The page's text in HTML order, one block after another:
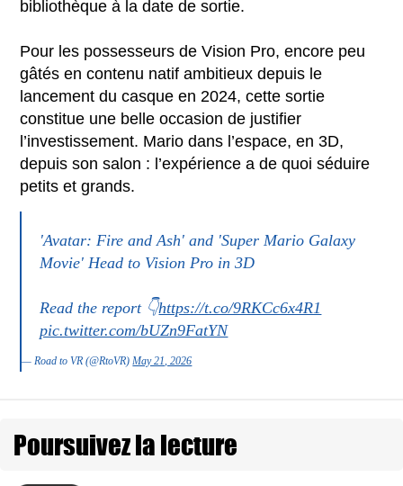
bibliothèque à la date de sortie.
Pour les possesseurs de Vision Pro, encore peu
gâtés en contenu natif ambitieux depuis le
lancement du casque en 2024, cette sortie
constitue une belle occasion de justifier
l’investissement. Mario dans l’espace, en 3D,
depuis son salon : l’expérience a de quoi séduire
petits et grands.
'Avatar: Fire and Ash' and 'Super Mario Galaxy
Movie' Head to Vision Pro in 3D
Read the report 👇https://t.co/9RKCc6x4R1
pic.twitter.com/bUZn9FatYN
— Road to VR (@RtoVR)May 21, 2026
Poursuivez la lecture